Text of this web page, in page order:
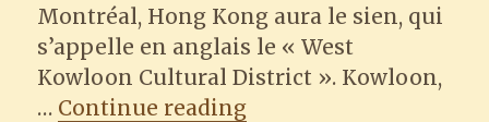
Montréal, Hong Kong aura le sien, qui
s’appelle en anglais le « West
Kowloon Cultural District ». Kowloon,
… Continue reading“Le projet du district